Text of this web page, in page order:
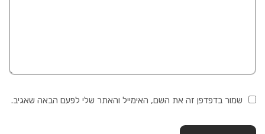
שמור בדפדפן זה את השם, האימייל והאתר שלי לפעם הבאה שאגיב.